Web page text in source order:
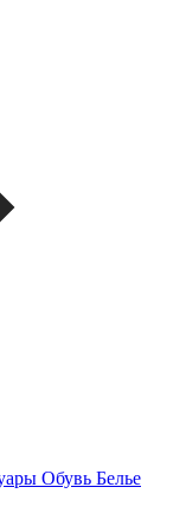
Обувь Белье